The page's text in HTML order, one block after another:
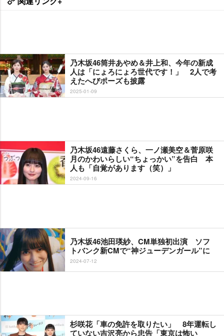
乃木坂46筒井あやめ＆井上和、今年の新成
人は「にょろにょろ世代です！」 2人で考
えたへびポーズも披露
2025-01-09
乃木坂46遠藤さくら、一ノ瀬美空＆菅原咲
月のかわいらしい“ちょっかい”を告白 本
人も「自覚があります（笑）」
2024-09-16
乃木坂46池田瑛紗、CM単独初出演 ソフ
トバンク新CMで“神ジューデンガール”に
2024-07-12
杉咲花「車の免許を取りたい」 8年運転し
ていない吉沢亮から忠告「東京は怖い